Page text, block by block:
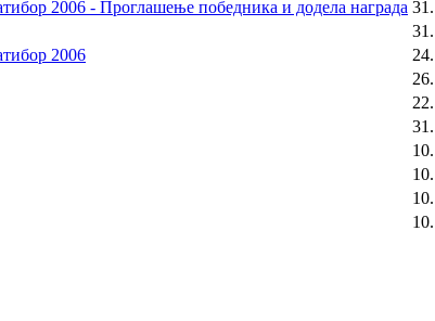
2006 - Проглашење победника и додела награда
2006